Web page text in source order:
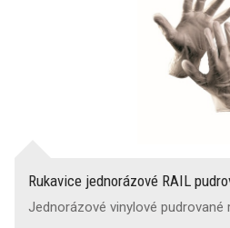
Rukavice jednorázové RAIL
Jednorázové vinylové pudrované